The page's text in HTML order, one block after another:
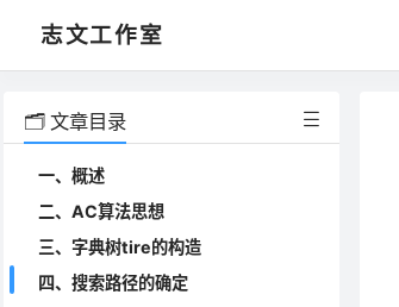
志文工作室
🗂️ 文章目录
一、概述
二、 AC算法思想
三、 字典树tire的构造
四、 搜索路径的确定